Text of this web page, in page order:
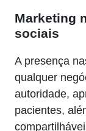
Marketing
sociais
A presença
qualquer
autoridade,
pacientes,